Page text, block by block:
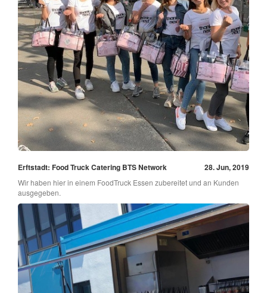
Erftstadt: Food Truck Catering BTS Network 28. Jun, 2019
Wir haben hier in einem FoodTruck Essen zubereitet und an Kunden
ausgegeben.